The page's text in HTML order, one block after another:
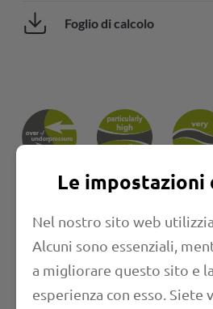
Foglio di calcolo
Le impostazioni
Nel nostro sito web
Alcuni sono essenziali,
a migliorare questo sito e
esperienza con esso. Siete